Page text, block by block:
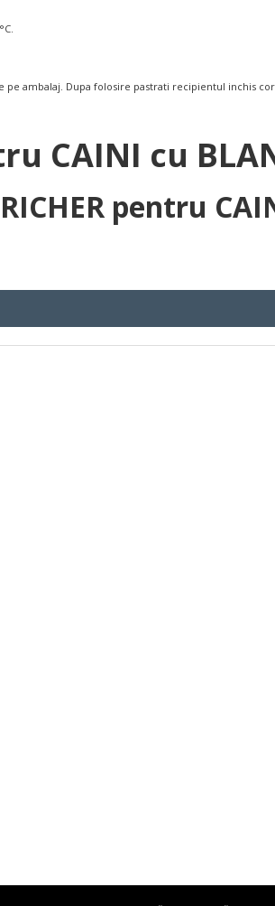
pe ambalaj. Dupa folosire pastrati recipientul inchis
CAINI cu
pentru